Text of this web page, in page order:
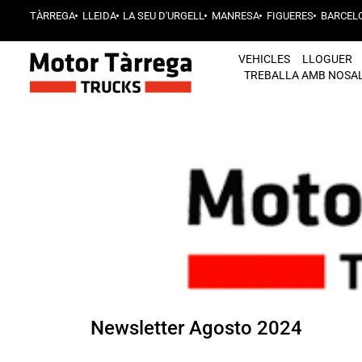
TÀRREGA LLEIDA LA SEU D'URGELL MANRESA FIGUERES
VEHICLES LLOGUER
TREBALLA AMB
Newsletter Agosto 2024